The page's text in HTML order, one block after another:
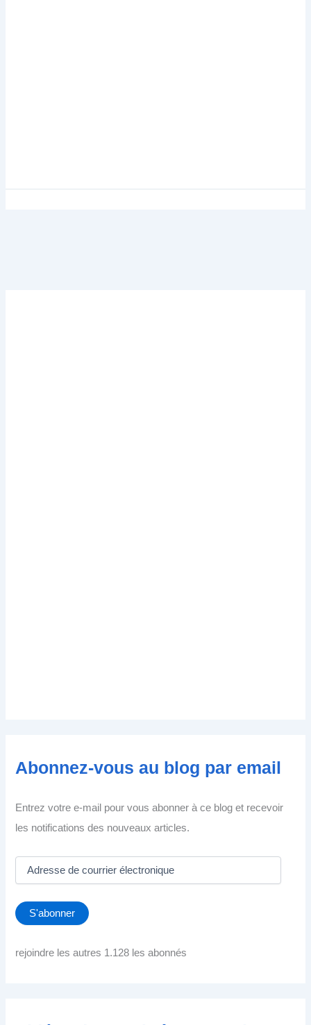
Abonnez-vous au blog par email
Entrez votre e-mail pour vous abonner à ce blog et recevoir
les notifications des nouveaux articles.
e
s
d
S'abonner
rejoindre les autres 1.128 les abonnés